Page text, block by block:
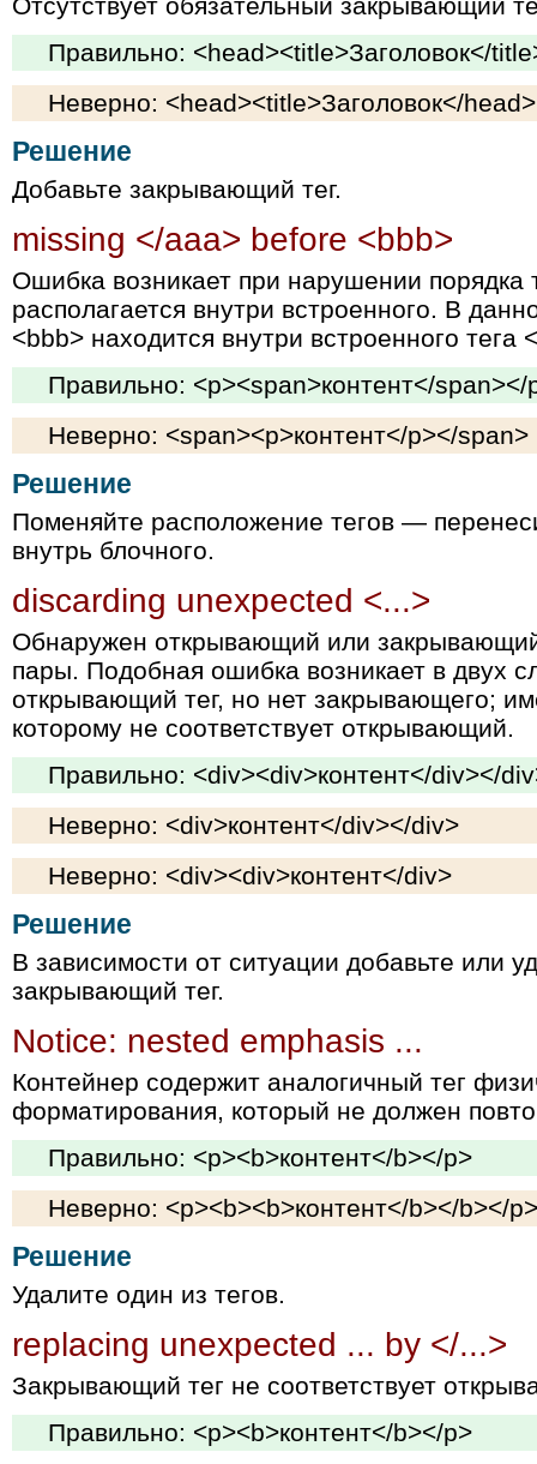
Правильно: <head><title>Заголовок</
Неверно: <head><title>Заголовок</head>
Решение
Добавьте закрывающий тег.
missing </aaa> before <bbb>
Ошибка возникает при нарушении порядка
располагается внутри встроенного. В
<bbb> находится внутри встроенного тега
Правильно: <p><span>контент</span></
Неверно: <span><p>контент</p></span>
Решение
Поменяйте расположение тегов —
внутрь блочного.
discarding unexpected <...>
Обнаружен открывающий или закрывающий
пары. Подобная ошибка возникает в двух
открывающий тег, но нет закрывающего;
которому не соответствует открывающий.
Правильно: <div><div>контент</div></
Неверно: <div>контент</div></div>
Неверно: <div><div>контент</div>
Решение
В зависимости от ситуации добавьте или
закрывающий тег.
Notice: nested emphasis ...
Контейнер содержит аналогичный тег
форматирования, который не должен
Правильно: <p><b>контент</b></p>
Неверно: <p><b><b>контент</b></b></p>
Решение
Удалите один из тегов.
replacing unexpected ... by </...>
Закрывающий тег не соответствует
Правильно: <p><b>контент</b></p>